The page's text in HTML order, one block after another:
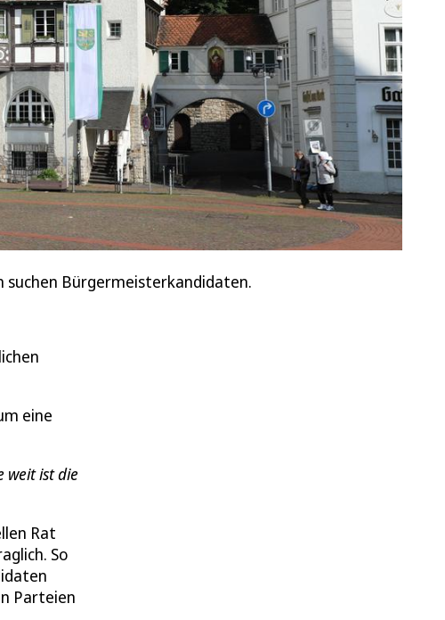
suchen Bürgermeisterkandidaten.
eine
weit ist die
Rat
So
Parteien